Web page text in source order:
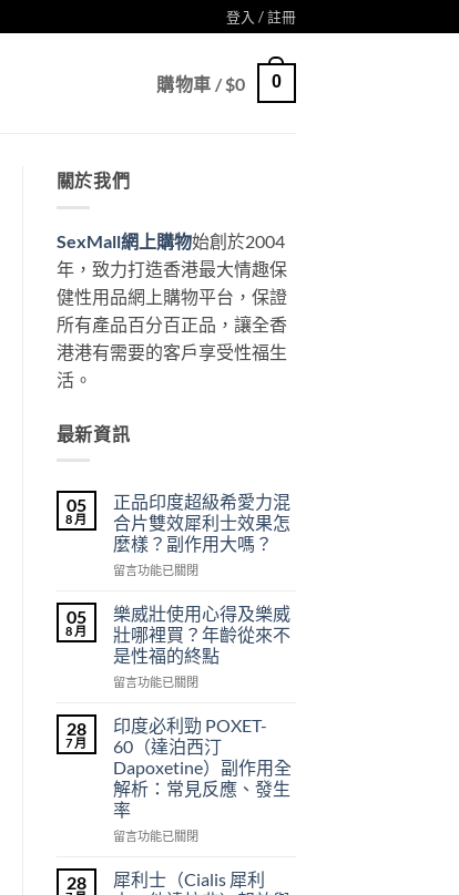
登入 / 註冊
購物車 /$0 0
關於我們
SexMall網上購物始創於2004
年，致力打造香港最大情趣保
健性用品網上購物平台，保證
所有產品百分百正品，讓全香
港港有需要的客戶享受性福生
活。
最新資訊
05
8 月
正品印度超級希愛力混
合片雙效犀利士效果怎
麼樣？副作用大嗎？
在
品
印
度
超
級
愛
力
混
合
片
雙
效
利
士
留言功能已關閉
05
8 月
樂威壯使用心得及樂威
壯哪裡買？年齡從來不
是性福的終點
在
威
壯
使
用
心
得
及
威
壯
留言功能已關閉
28
7 月
印度必利勁 POXET-
60（達泊西汀
Dapoxetine）副作用全
解析：常見反應、發生
率
在
度
必
留言功能已關閉
28
犀利士（Cialis 犀利